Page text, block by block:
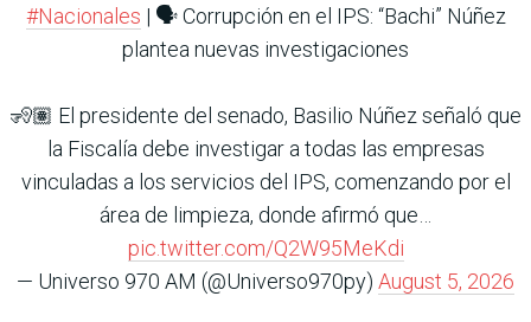
#Nacionales | 🗣️ Corrupción en el IPS: “Bachi” Núñez
plantea nuevas investigaciones
🧏🏽 El presidente del senado, Basilio Núñez señaló que
la Fiscalía debe investigar a todas las empresas
vinculadas a los servicios del IPS, comenzando por el
área de limpieza, donde afirmó que…
pic.twitter.com/Q2W95MeKdi
— Universo 970 AM (@Universo970py) August 5, 2026